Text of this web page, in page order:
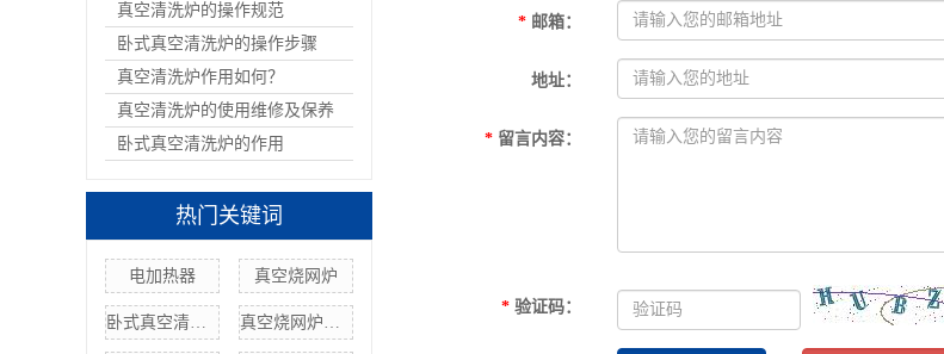
真空清洗炉的操作规范
卧式真空清洗炉的操作步骤
真空清洗炉作用如何？
真空清洗炉的使用维修及保养
卧式真空清洗炉的作用
热门关键词
电加热器 真空烧网炉
卧式真空清洗炉定制 真空烧网炉规格
* 邮箱：
地址：
* 留言内容：
* 验证码：